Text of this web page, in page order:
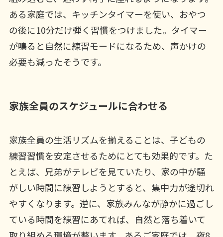
ある家庭では、キッチンタイマーを使い、おやつ
の後に10分だけ弾く習慣をつけました。タイマー
が鳴ると自然に練習モードになるため、声かけの
必要も減ったそうです。
家族全員のスケジュールに合わせる
家族全員の生活リズムを揃えることは、子どもの
練習習慣を安定させるためにとても効果的です。た
とえば、兄弟がテレビを見ていたり、家の中が騒
がしい時間に練習しようとすると、集中力が途切れ
やすくなります。逆に、家族みんなが静かに過ごし
ている時間を練習にあてれば、自然と落ち着いて